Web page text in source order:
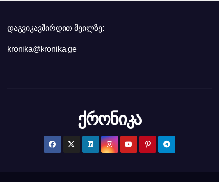
დაგვიკავშირდით მეილზე:
kronika@kronika.ge
ქრონიკა